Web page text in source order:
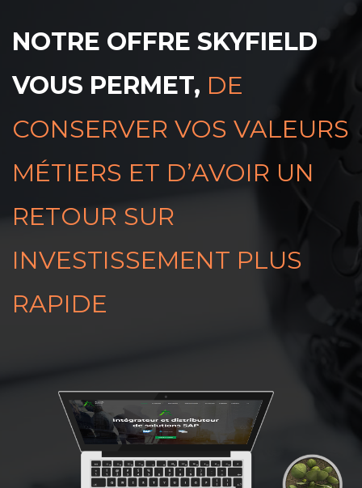
NOTRE OFFRE SKYFIELD
VOUS PERMET, DE
CONSERVER VOS VALEURS
MÉTIERS ET D’AVOIR UN
RETOUR SUR
INVESTISSEMENT PLUS
RAPIDE